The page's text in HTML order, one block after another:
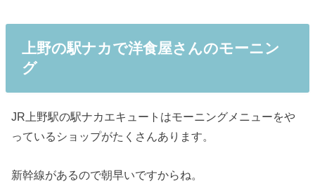
上野の駅ナカで洋食屋さんのモーニン
グ
JR上野駅の駅ナカエキュートはモーニングメニューをや
っているショップがたくさんあります。
新幹線があるので朝早いですからね。